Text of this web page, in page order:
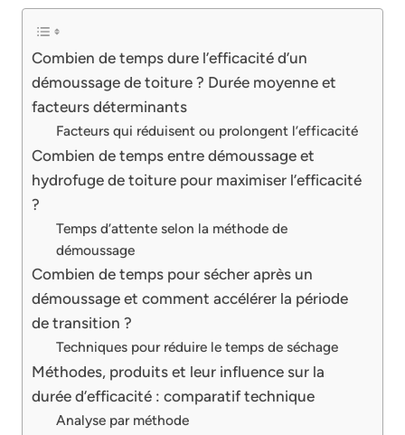
Combien de temps dure l’efficacité d’un
démoussage de toiture ? Durée moyenne et
facteurs déterminants
Facteurs qui réduisent ou prolongent l’efficacité
Combien de temps entre démoussage et
hydrofuge de toiture pour maximiser l’efficacité
?
Temps d’attente selon la méthode de
démoussage
Combien de temps pour sécher après un
démoussage et comment accélérer la période
de transition ?
Techniques pour réduire le temps de séchage
Méthodes, produits et leur influence sur la
durée d’efficacité : comparatif technique
Analyse par méthode